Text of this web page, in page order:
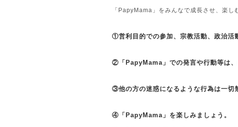
「PapyMama」をみんなで成長させ、楽し
①営利目的での参加、宗教活動、政治活
②「PapyMama」での発言や行動等は、
③他の方の迷惑になるような行為は一切
④「PapyMama」を楽しみましょう。